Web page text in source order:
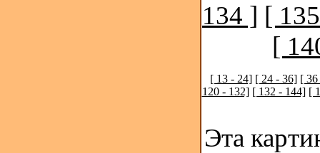
134 ] [
[
[ 13 - 24] [ 24 - 36] [
120 - 132] [ 132 - 144] [
Эта